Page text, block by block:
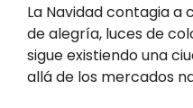
La Navidad contagia a
de alegría, luces de
sigue existiendo una
allá de los mercados